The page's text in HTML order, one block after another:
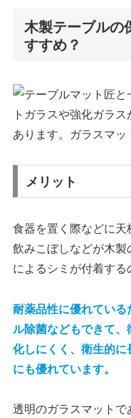
木製テーブルの
すすめ？
トガラスや強化ガラ
あります。ガラスマッ
メリット
食器を置く際などに天
飲みこぼしなどが木
によるシミが付着する
耐薬品性に優れてい
ル除菌などもできて
化しにくく、衛生的
にも優れています。
透明のガラスマット